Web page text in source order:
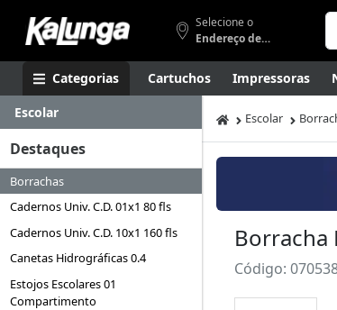
Selecione o
Endereço de entrega
Categorias Cartuchos Impressoras
Apresentação Smartphones Artes
Escolar
Destaques
Borrachas
Cadernos Univ. C.D. 01x1 80 fls
Cadernos Univ. C.D. 10x1 160 fls
Canetas Hidrográficas 0.4
Estojos Escolares 01
Compartimento
Escolar
Borracha
Código: